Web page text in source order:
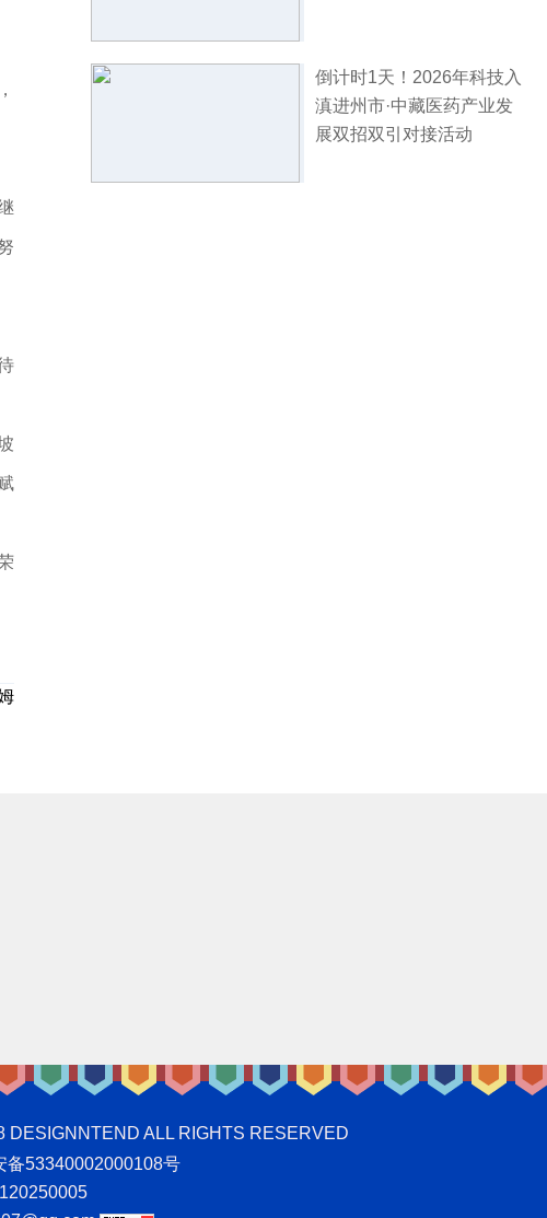
倒计时1天！2026年科技入
滇进州市·中藏医药产业发
展双招双引对接活动
ALL RIGHTS RESERVED
备53340002000108号